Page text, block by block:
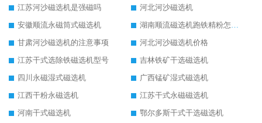
江苏河沙磁选机是强磁吗
河北河沙磁选机
安徽顺流永磁筒式磁选机
湖南顺流磁选机跑铁精粉怎么处理
甘肃河沙磁选机的注意事项
河北河沙磁选机价格
江苏干式选除铁磁选机型号
吉林铁矿干选磁选机
四川永磁湿式磁选机
广西锰矿湿式磁选机
江西干粉永磁选机
江苏干式永磁磁选机
河南干式磁选机
鄂尔多斯干式干选磁选机